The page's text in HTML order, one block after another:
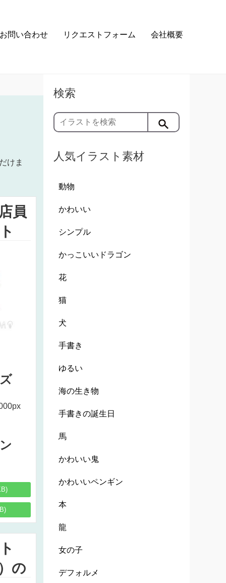
お問い合わせ リクエストフォーム 会社概要
けま
員
の
検索
人気イラスト素材
動物
かわいい
シンプル
かっこいいドラゴン
花
猫
犬
手書き
ゆるい
海の生き物
手書きの誕生日
馬
かわいい鬼
かわいいペンギン
本
龍
女の子
デフォルメ